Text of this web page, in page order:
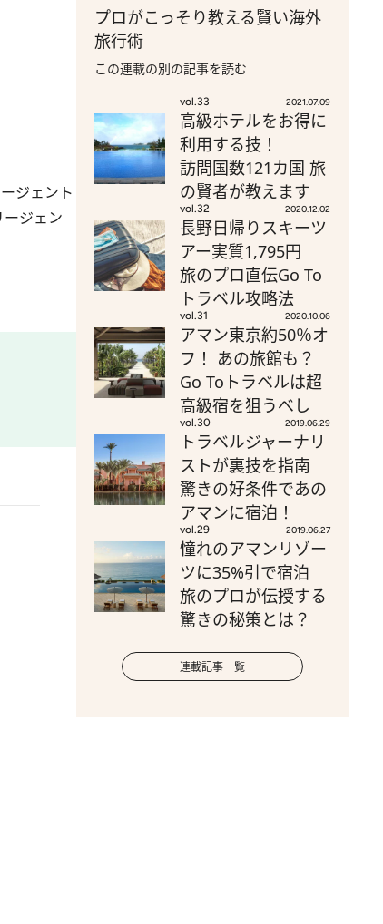
ジェント
ジェン
プロがこっそり教える賢い海外
旅行術
この連載の別の記事を読む
vol.33 2021.07.09
高級ホテルをお得に
利用する技！
訪問国数121カ国 旅
の賢者が教えます
vol.32 2020.12.02
長野日帰りスキーツ
アー実質1,795円
旅のプロ直伝Go To
トラベル攻略法
vol.31 2020.10.06
アマン東京約50％オ
フ！ あの旅館も？
Go Toトラベルは超
高級宿を狙うべし
vol.30 2019.06.29
トラベルジャーナリ
ストが裏技を指南
驚きの好条件であの
アマンに宿泊！
vol.29 2019.06.27
憧れのアマンリゾー
ツに35%引で宿泊
旅のプロが伝授する
驚きの秘策とは？
連載記事一覧